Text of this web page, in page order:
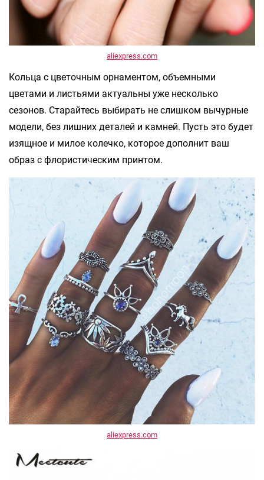
aliexpress.com
Кольца с цветочным орнаментом, объемными
цветами и листьями актуальны уже несколько
сезонов. Старайтесь выбирать не слишком вычурные
модели, без лишних деталей и камней. Пусть это будет
изящное и милое колечко, которое дополнит ваш
образ с флористическим принтом.
aliexpress.com